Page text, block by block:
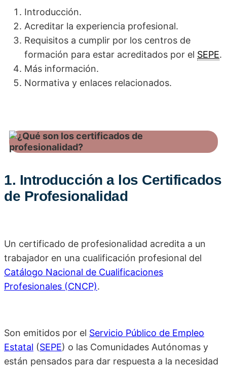
Introducción.
Acreditar la experiencia profesional.
Requisitos a cumplir por los centros de
formación para estar acreditados por el SEPE.
Más información.
Normativa y enlaces relacionados.
1. Introducción a los Certificados
de Profesionalidad
Un certificado de profesionalidad acredita a un
trabajador en una cualificación profesional del
Catálogo Nacional de Cualificaciones
Profesionales (CNCP).
Son emitidos por el Servicio Público de Empleo
Estatal (SEPE) o las Comunidades Autónomas y
están pensados para dar respuesta a la necesidad